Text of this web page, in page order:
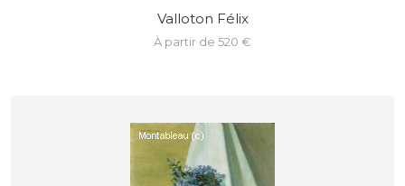
Valloton Félix
à partir de 520 €